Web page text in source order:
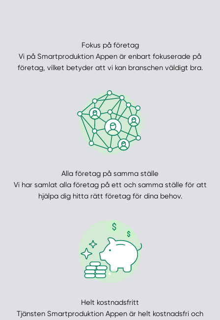
Fokus på företag
Vi på Smartproduktion Appen är enbart fokuserade på
företag, vilket betyder att vi kan branschen väldigt bra.
Alla företag på samma ställe
Vi har samlat alla företag på ett och samma ställe för att
hjälpa dig hitta rätt företag för dina behov.
Helt kostnadsfritt
Tjänsten Smartproduktion Appen är helt kostnadsfri och